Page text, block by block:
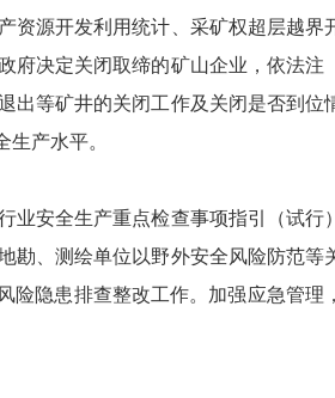
资源开发利用统计、采矿权超层越界
决定关闭取缔的矿山企业，依法注
等矿井的关闭工作及关闭是否到位
产水平。
业安全生产重点检查事项指引（试行
勘、测绘单位以野外安全风险防范等
险隐患排查整改工作。加强应急管理